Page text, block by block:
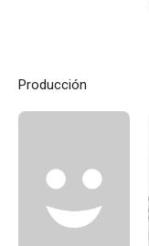
Producción